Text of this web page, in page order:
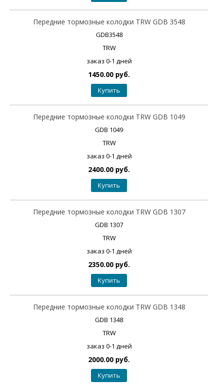
Передние тормозные колодки TRW GDB 3548
GDB3548
TRW
заказ 0-1 дней
1450.00 руб.
Купить
Передние тормозные колодки TRW GDB 1049
GDB 1049
TRW
заказ 0-1 дней
2400.00 руб.
Купить
Передние тормозные колодки TRW GDB 1307
GDB 1307
TRW
заказ 0-1 дней
2350.00 руб.
Купить
Передние тормозные колодки TRW GDB 1348
GDB 1348
TRW
заказ 0-1 дней
2000.00 руб.
Купить